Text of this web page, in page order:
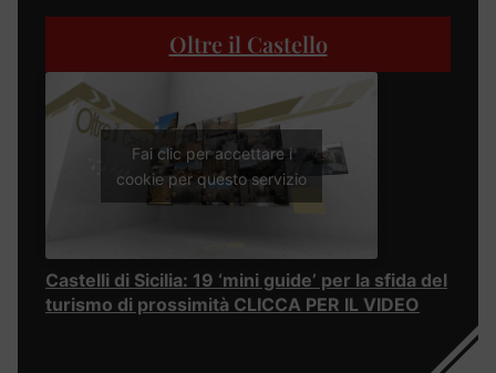
Oltre il Castello
Fai clic per accettare i
cookie per questo servizio
Castelli di Sicilia: 19 ‘mini guide’ per la sfida del
turismo di prossimità CLICCA PER IL VIDEO